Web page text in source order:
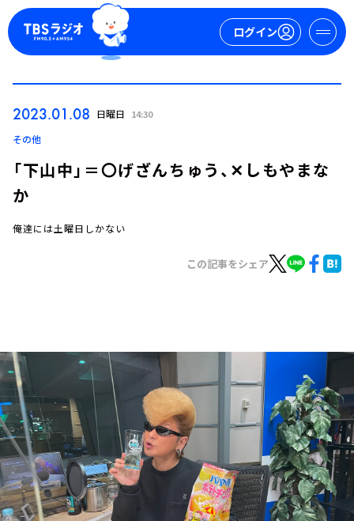
ログイン
お知らせ
イベント・グッズ
YouTube
会社情報
2023.01.08 日曜日 14:30
その他
「下山中」＝〇げざんちゅう、✕しもやまな
か
俺達には土曜日しかない
この記事をシェア